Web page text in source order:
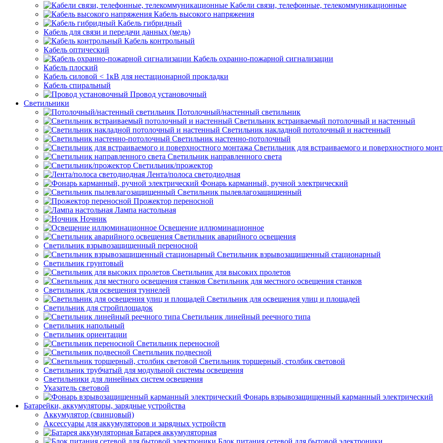
Кабели связи, телефонные, телекоммуникационные
Кабель высокого напряжения
Кабель гибридный
Кабель для связи и передачи данных (медь)
Кабель контрольный
Кабель оптический
Кабель охранно-пожарной сигнализации
Кабель плоский
Кабель силовой < 1кВ для нестационарной прокладки
Кабель спиральный
Провод установочный
Светильники
Потолочный/настенный светильник
Светильник встраиваемый потолочный и настенный
Светильник накладной потолочный и настенный
Светильник настенно-потолочный
Светильник для встраиваемого и поверхностного
Светильник направленного света
Светильник/прожектор
Лента/полоса светодиодная
Фонарь карманный, ручной электрический
Светильник пылевлагозащищенный
Прожектор переносной
Лампа настольная
Ночник
Освещение иллюминационное
Светильник аварийного освещения
Светильник взрывозащищенный переносной
Светильник взрывозащищенный стационарный
Светильник грунтовый
Светильник для высоких пролетов
Светильник для местного освещения станков
Светильник для освещения туннелей
Светильник для освещения улиц и площадей
Светильник для стройплощадок
Светильник линейный реечного типа
Светильник напольный
Светильник ориентации
Светильник переносной
Светильник подвесной
Светильник торшерный, столбик световой
Светильник трубчатый для модульной системы освещения
Светильники для линейных систем освещения
Указатель световой
Фонарь взрывозащищенный карманный электрический
Батарейки, аккумуляторы, зарядные устройства
Аккумулятор (свинцовый)
Аксессуары для аккумуляторов и зарядных устройств
Батарея аккумуляторная
Блок питания сетевой для бытовой электроники